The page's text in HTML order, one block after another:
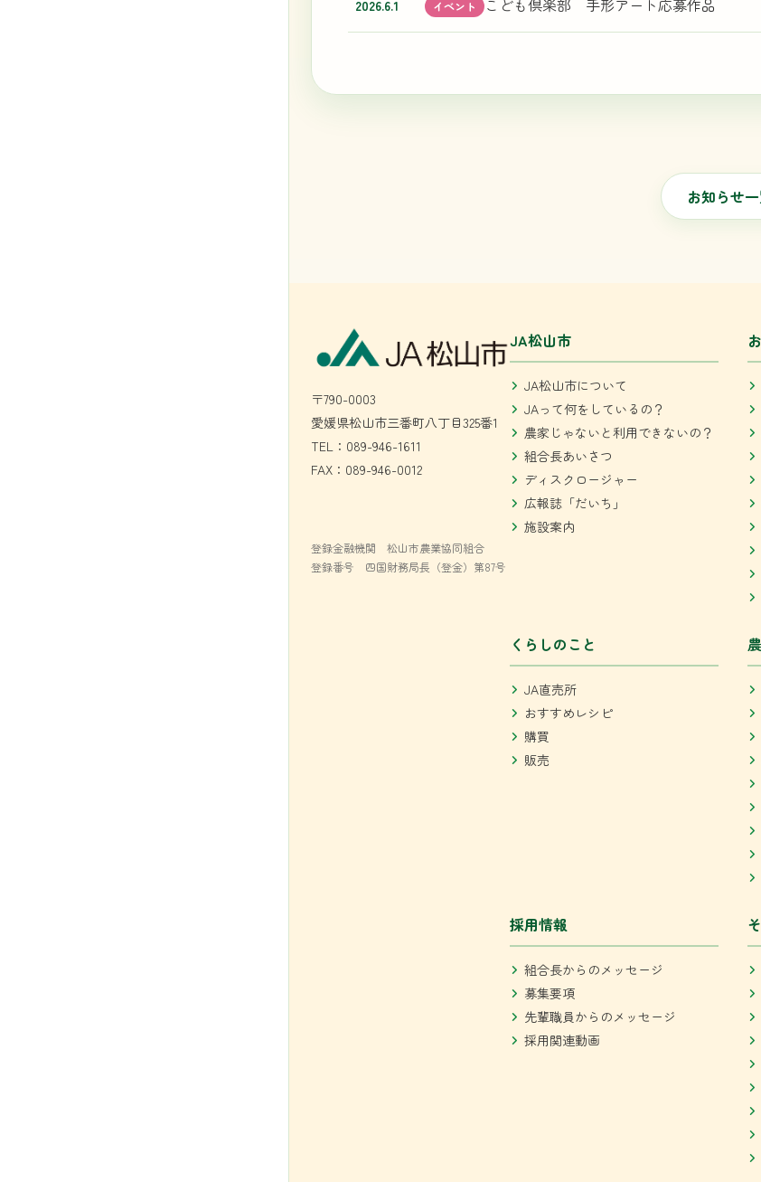
2026.6.1 イベント こども倶楽部 手形アート応募作品
お知らせ
〒790-0003
愛媛県松山市三番町八丁目325番1
TEL：089-946-1611
FAX：089-946-0012
登録金融機関 松山市農業協同組合
登録番号 四国財務局長（登金）第87号
JA松山市
JA松山市について
JAって何をしているの？
農家じゃないと利用できないの？
組合長あいさつ
ディスクロージャー
広報誌「だいち」
施設案内
くらしのこと
JA直売所
おすすめレシピ
購買
販売
採用情報
組合長からのメッセージ
募集要項
先輩職員からのメッセージ
採用関連動画